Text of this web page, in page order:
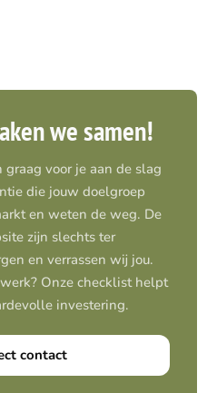
we samen!
voor je aan de slag
die jouw doelgroep
en weten de weg. De
zijn slechts ter
en verrassen wij jou.
Onze checklist helpt
investering.
contact